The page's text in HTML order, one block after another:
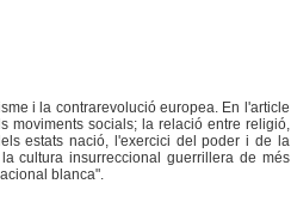
i la contrarevolució europea. En l'article
moviments socials; la relació entre religió,
estats nació, l'exercici del poder i de la
cultura insurreccional guerrillera de més
blanca".